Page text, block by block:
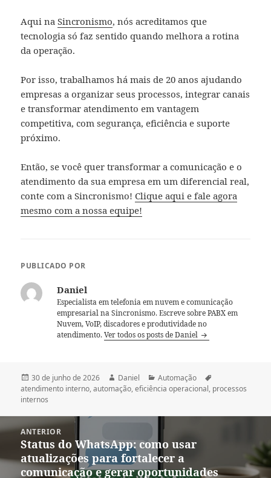
Aqui naSincronismo, nós acreditamos que
tecnologia só faz sentido quando melhora a rotina
da operação.
Por isso, trabalhamos há mais de 20 anos ajudando
empresas a organizar seus processos, integrar canais
e transformar atendimento em vantagem
competitiva, com segurança, eficiência e suporte
próximo.
Então, se você quer transformar a comunicação e o
atendimento da sua empresa em um diferencial real,
conte com a Sincronismo! Clique aqui e fale agora
mesmo com a nossa equipe!
PUBLICADO POR
Daniel
Especialista em telefonia em nuvem e comunicação
empresarial na Sincronismo. Escreve sobre PABX em
Nuvem, VoIP, discadores e produtividade no
atendimento.Ver todos os posts de Daniel
Publicado
em
30 de junho de 2026 Autor
Daniel Categorias
Automação
atendimento interno,automação,eficiência operacional, processos
internos
Navegação
ANTERIOR
Post
anterior:
Status do WhatsApp: como usar
atualizações para fortalecer a
comunicação e gerar oportunidades